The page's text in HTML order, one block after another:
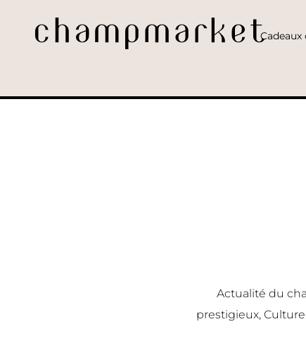
Cadeaux
Actualité du
prestigieux,